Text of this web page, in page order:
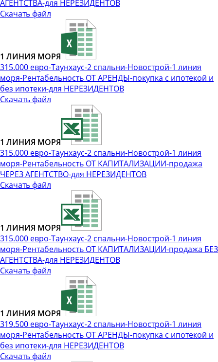
АГЕНТСТВА-для НЕРЕЗИДЕНТОВ
Скачать файл
1 ЛИНИЯ МОРЯ
315.000 евро-Таунхаус-2 спальни-Новострой-1 линия
моря-Рентабельность ОТ АРЕНДЫ-покупка с ипотекой и
без ипотеки-для НЕРЕЗИДЕНТОВ
Скачать файл
1 ЛИНИЯ МОРЯ
315.000 евро-Таунхаус-2 спальни-Новострой-1 линия
моря-Рентабельность ОТ КАПИТАЛИЗАЦИИ-продажа
ЧЕРЕЗ АГЕНТСТВО-для НЕРЕЗИДЕНТОВ
Скачать файл
1 ЛИНИЯ МОРЯ
315.000 евро-Таунхаус-2 спальни-Новострой-1 линия
моря-Рентабельность ОТ КАПИТАЛИЗАЦИИ-продажа БЕЗ
АГЕНТСТВА-для НЕРЕЗИДЕНТОВ
Скачать файл
1 ЛИНИЯ МОРЯ
319.500 евро-Таунхаус-2 спальни-Новострой-1 линия
моря-Рентабельность ОТ АРЕНДЫ-покупка с ипотекой и
без ипотеки-для НЕРЕЗИДЕНТОВ
Скачать файл